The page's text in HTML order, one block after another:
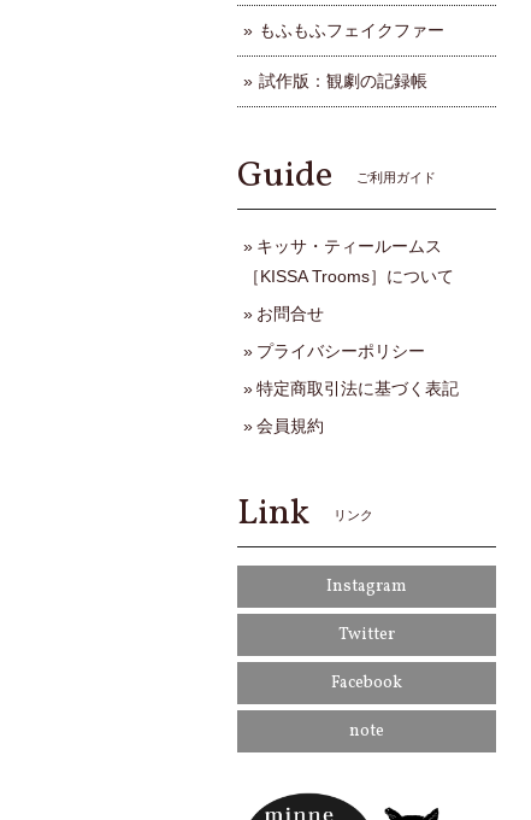
もふもふフェイクファー
試作版：観劇の記録帳
Guide ご利用ガイド
キッサ・ティールームス
［KISSA Trooms］について
お問合せ
プライバシーポリシー
特定商取引法に基づく表記
会員規約
Link リンク
Instagram
Twitter
Facebook
note